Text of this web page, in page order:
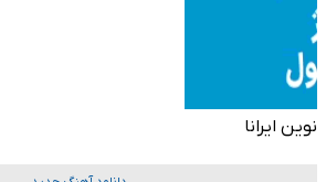
نوین ایرانا